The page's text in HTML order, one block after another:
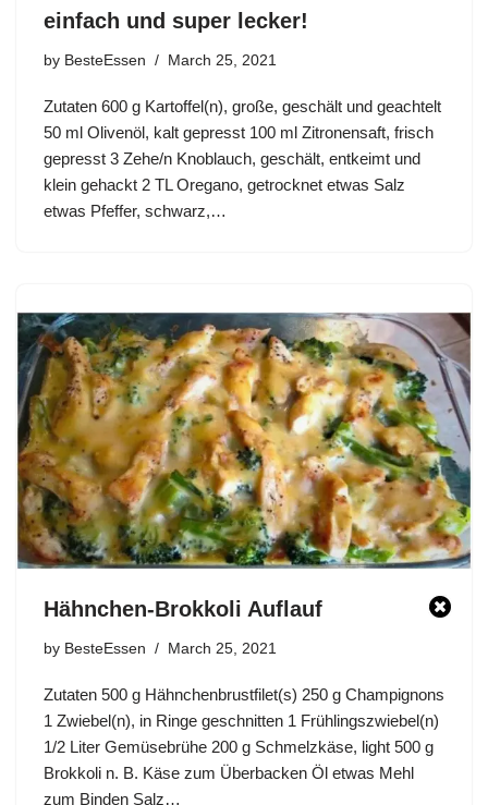
einfach und super lecker!
by BesteEssen March 25, 2021
Zutaten 600 g Kartoffel(n), große, geschält und geachtelt
50 ml Olivenöl, kalt gepresst 100 ml Zitronensaft, frisch
gepresst 3 Zehe/n Knoblauch, geschält, entkeimt und
klein gehackt 2 TL Oregano, getrocknet etwas Salz
etwas Pfeffer, schwarz,…
Hähnchen-Brokkoli Auflauf
by BesteEssen March 25, 2021
Zutaten 500 g Hähnchenbrustfilet(s) 250 g Champignons
1 Zwiebel(n), in Ringe geschnitten 1 Frühlingszwiebel(n)
1/2 Liter Gemüsebrühe 200 g Schmelzkäse, light 500 g
Brokkoli n. B. Käse zum Überbacken Öl etwas Mehl
zum Binden Salz…